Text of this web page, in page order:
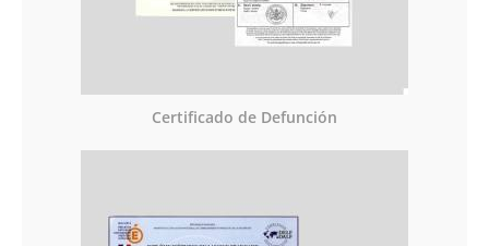
Certificado de Defunción